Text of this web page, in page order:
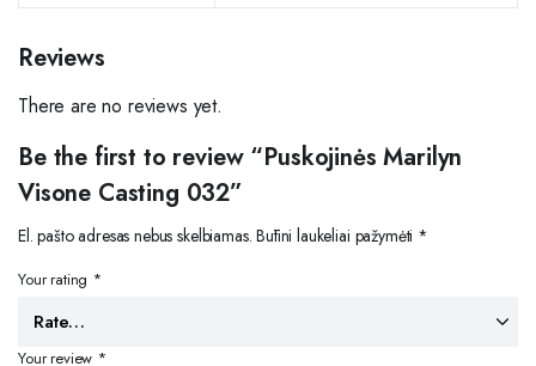
Reviews
There are no reviews yet.
Be the first to review “Puskojinės Marilyn
Visone Casting 032”
El. pašto adresas nebus skelbiamas. Būtini laukeliai pažymėti *
Your rating *
Your review *